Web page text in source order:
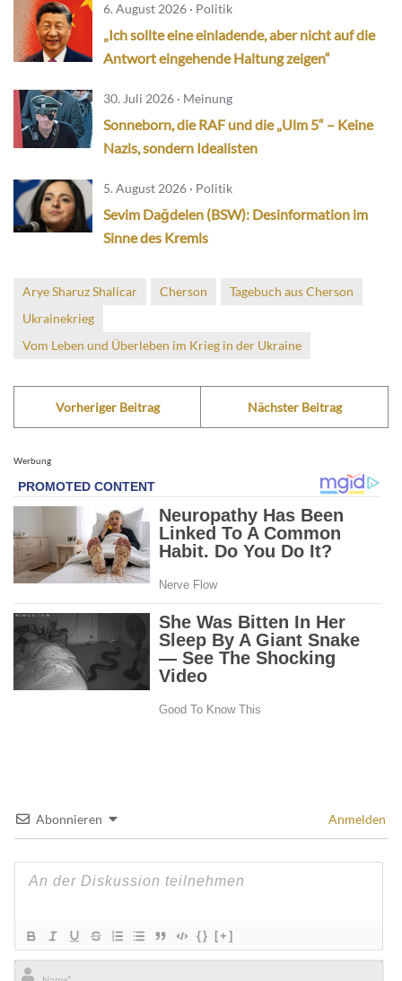
6. August 2026 · Politik
„Ich sollte eine einladende, aber nicht auf die
Antwort eingehende Haltung zeigen“
30. Juli 2026 · Meinung
Sonneborn, die RAF und die „Ulm 5“ – Keine
Nazis, sondern Idealisten
5. August 2026 · Politik
Sevim Dağdelen (BSW): Desinformation im
Sinne des Kremls
Arye Sharuz Shalicar Cherson
Tagebuch aus Cherson
Ukrainekrieg
Vom Leben und Überleben im Krieg in der Ukraine
Vorheriger Beitrag Nächster Beitrag
Werbung
Abonnieren Anmelden
{} [+]